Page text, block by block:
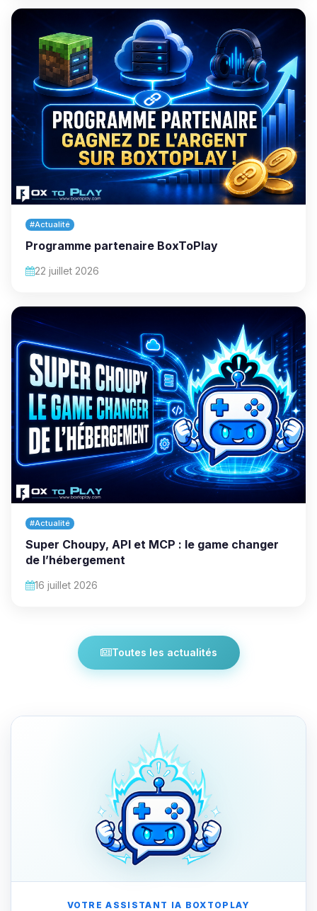
#Actualité
Programme partenaire BoxToPlay
22 juillet 2026
#Actualité
Super Choupy, API et MCP : le game changer
de l’hébergement
16 juillet 2026
Toutes les actualités
VOTRE ASSISTANT IA BOXTOPLAY